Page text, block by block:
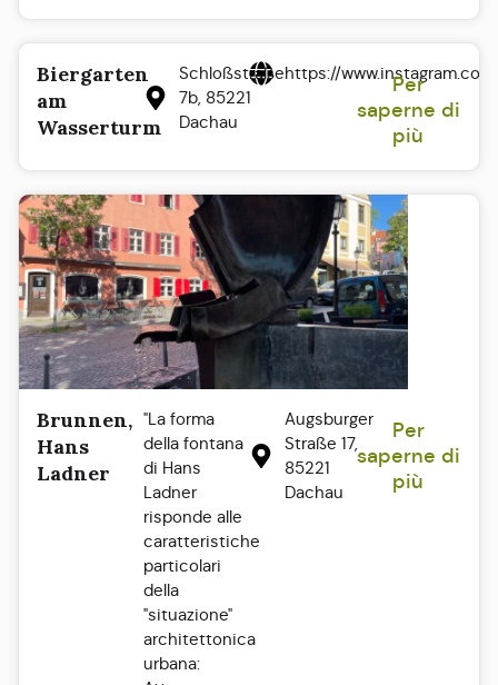
Biergarten
am
Wasserturm
Schloßstraße
7b, 85221
Dachau
https://
Per
saperne di
più
Brunnen,
Hans
Ladner
"La forma
della fontana
di Hans
Ladner
risponde alle
caratteristiche
particolari
della
"situazione"
architettonica
urbana:
Augsburger
Straße 17,
85221
Dachau
Per
saperne di
più